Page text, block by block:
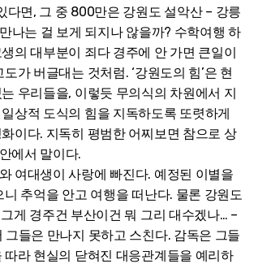
다면, 그 중 800만은 강원도 설악산 – 강릉
나는 걸 보게 되지나 않을까? 수학여행 하
의 대부분이 죄다 경주에 안 가면 큰일이
가 버글대는 것처럼. ‘강원도의 힘’은 현
우리들을, 이렇듯 무의식의 차원에서 지
상적 도식의 힘을 지독하도록 또렷하게
이다. 지독히 평범한 어찌보면 참으로 상
에서 말이다.
여대생이 사랑에 빠진다. 예정된 이별을
추억을 안고 여행을 떠난다. 물론 강원도
게 경주건 부산이건 뭐 그리 대수겠나… –
그들은 만나지 못하고 스친다. 감독은 그들
따라 현실의 닫혀진 대응관계들을 예리하